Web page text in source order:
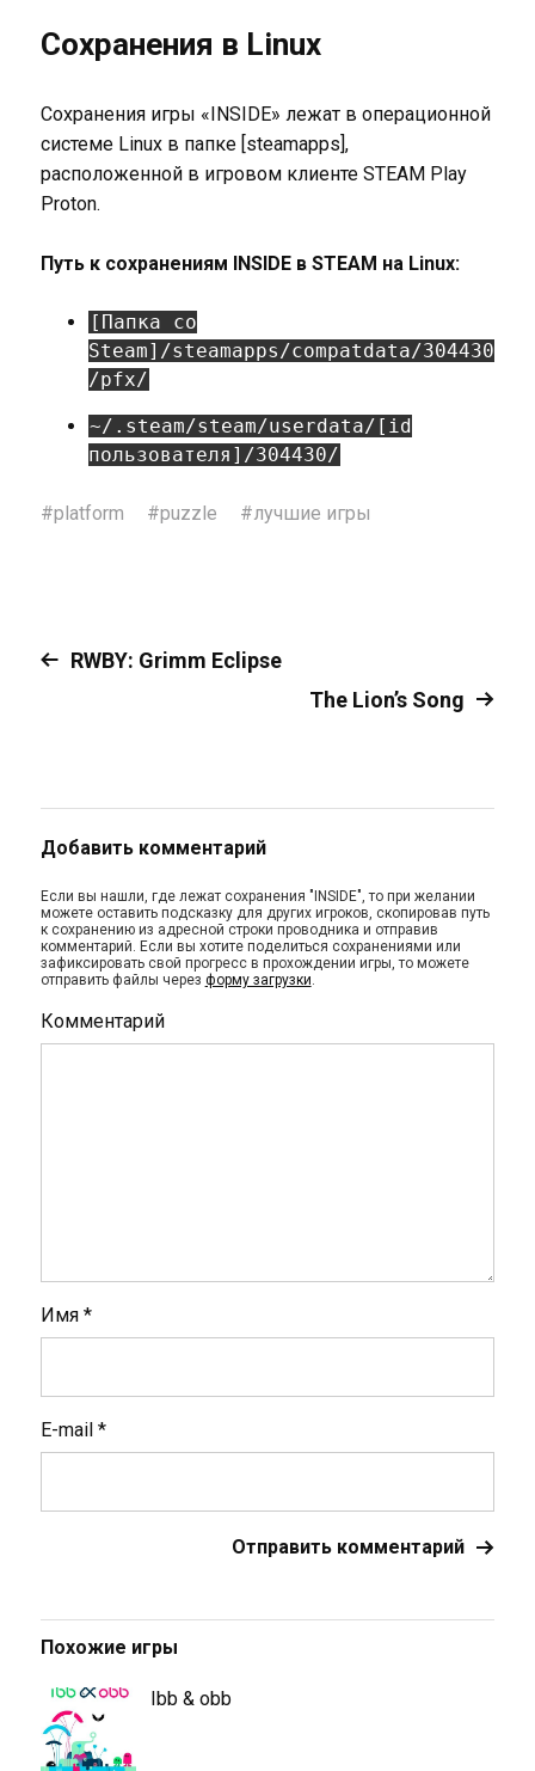
Сохранения в Linux
Сохранения игры «INSIDE» лежат в операционной
системе Linux в папке [steamapps],
расположенной в игровом клиенте STEAM Play
Proton.
Путь к сохранениям INSIDE в STEAM на Linux:
[Папка со
Steam]/steamapps/compatdata/304430
/pfx/
~/.steam/steam/userdata/[id
пользователя]/304430/
#platform #puzzle #лучшие игры
RWBY: Grimm Eclipse
The Lion’s Song
Добавить комментарий
Если вы нашли, где лежат сохранения "INSIDE", то при желании
можете оставить подсказку для других игроков, скопировав путь
к сохранению из адресной строки проводника и отправив
комментарий. Если вы хотите поделиться сохранениями или
зафиксировать свой прогресс в прохождении игры, то можете
отправить файлы через форму загрузки.
Комментарий
Имя *
E-mail *
Похожие игры
Ibb & obb